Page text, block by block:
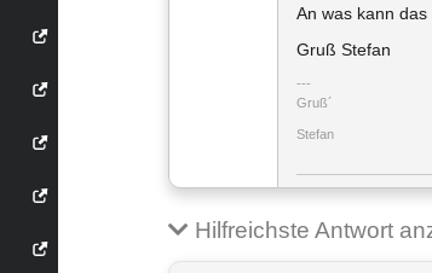
An was kann das
Gruß Stefan
Gruß´
Stefan
Hilfreichste Antwort